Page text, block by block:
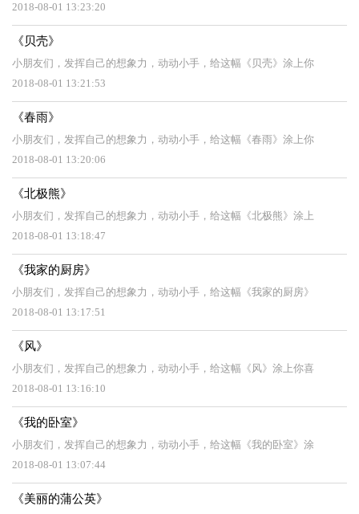
2018-08-01 13:23:20
《贝壳》
小朋友们，发挥自己的想象力，动动小手，给这幅《贝壳》涂上你
2018-08-01 13:21:53
《春雨》
小朋友们，发挥自己的想象力，动动小手，给这幅《春雨》涂上你
2018-08-01 13:20:06
《北极熊》
小朋友们，发挥自己的想象力，动动小手，给这幅《北极熊》涂上
2018-08-01 13:18:47
《我家的厨房》
小朋友们，发挥自己的想象力，动动小手，给这幅《我家的厨房》
2018-08-01 13:17:51
《风》
小朋友们，发挥自己的想象力，动动小手，给这幅《风》涂上你喜
2018-08-01 13:16:10
《我的卧室》
小朋友们，发挥自己的想象力，动动小手，给这幅《我的卧室》涂
2018-08-01 13:07:44
《美丽的蒲公英》